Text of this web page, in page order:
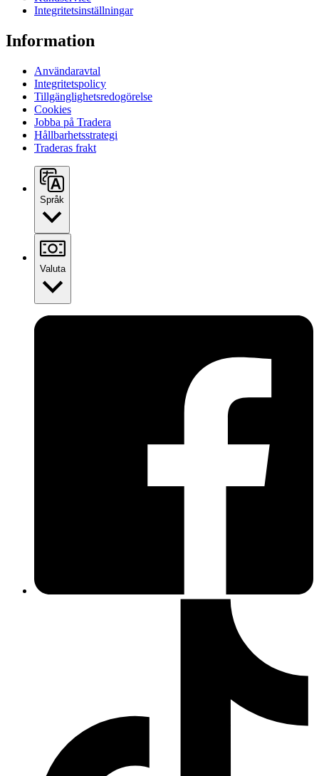
Integritetsinställningar
Information
Användaravtal
Integritetspolicy
Tillgänglighetsredogörelse
Cookies
Jobba på Tradera
Hållbarhetsstrategi
Traderas frakt
Språk
Valuta